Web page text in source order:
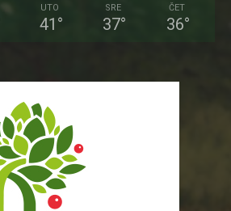
UTO
41 °
SRE
37°
ČET
36°